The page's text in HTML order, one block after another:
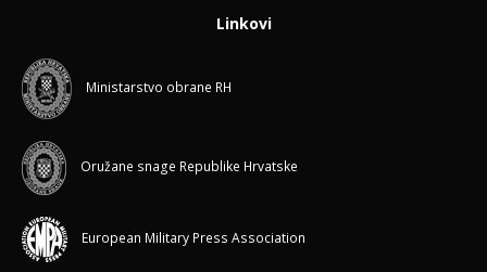
Linkovi
Ministarstvo obrane RH
Oružane snage Republike Hrvatske
European Military Press Association